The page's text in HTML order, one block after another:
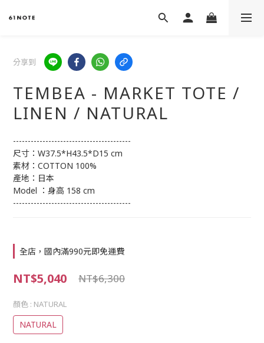
分享到
TEMBEA - MARKET TOTE /
LINEN / NATURAL
----------------------------------------
尺寸：W37.5*H43.5*D15 cm
素材：COTTON 100%
產地：日本
Model ：身高 158 cm
----------------------------------------
全店，國內滿990元即免運費
NT$5,040 NT$6,300
顏色 : NATURAL
NATURAL